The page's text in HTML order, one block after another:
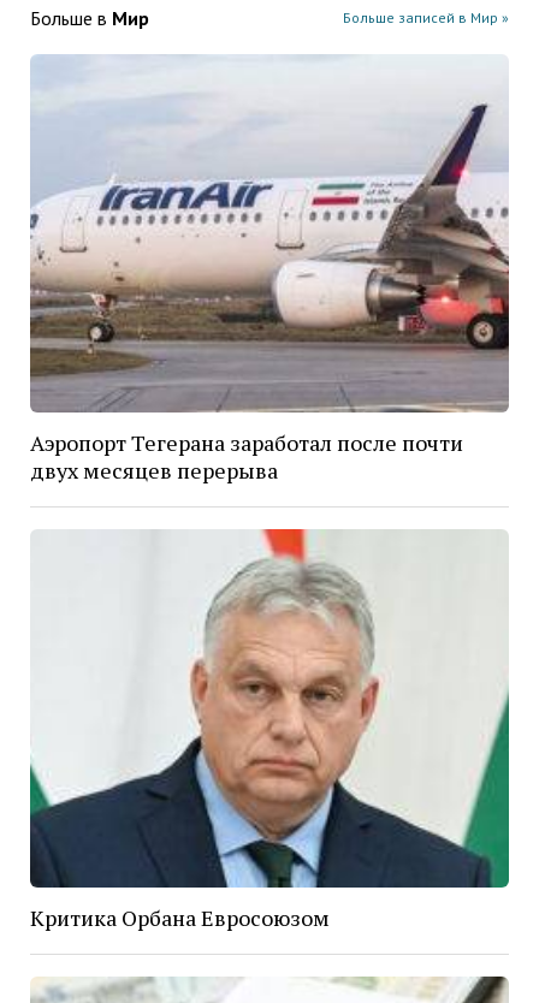
Больше в Мир Больше записей в Мир »
Аэропорт Тегерана заработал после почти
двух месяцев перерыва
Критика Орбана Евросоюзом